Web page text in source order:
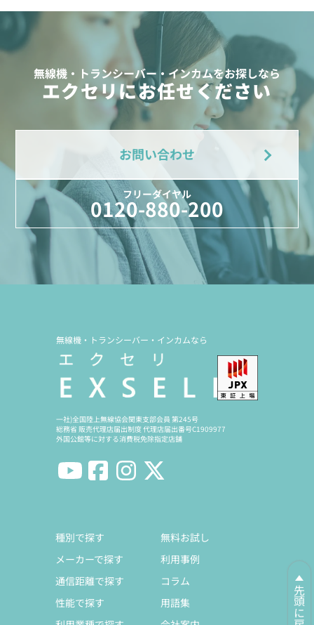
無線機・トランシーバー・インカムをお探しなら
エクセリにお任せください
お問い合わせ
フリーダイヤル
0120-880-200
先頭に戻る
無線機・トランシーバー・インカムなら
一社)全国陸上無線協会関東支部会員 第245号
総務省 販売代理店届出制度 代理店届出番号C1909977
外国公館等に対する消費税免除指定店舗
種別で探す
メーカーで探す
通信距離で探す
性能で探す
無料お試し
利用事例
コラム
用語集